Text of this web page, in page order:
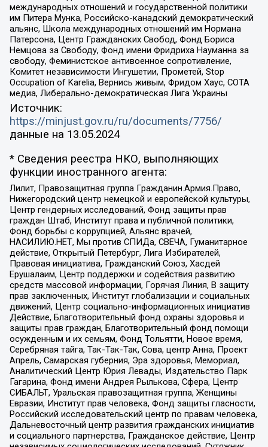
международных отношений и государственной политики
им Питера Мунка, Российско-канадский демократический
альянс, Школа международных отношений им Нормана
Патерсона, Центр Гражданских Свобод, Фонд Бориса
Немцова за Свободу, Фонд имени Фридриха Науманна за
свободу, Феминистское антивоенное сопротивление,
Комитет независимости Ингушетии, Прометей, Stop
Occupation of Karelia, Вернись живым, Фридом Хаус, СОТА
медиа, Либерально-демократическая Лига Украины
Источник:
https://minjust.gov.ru/ru/documents/7756/
данные на 13.05.2024
* Сведения реестра НКО, выполняющих
функции иностранного агента:
Лилит, Правозащитная группа Гражданин.Армия.Право,
Нижегородский центр немецкой и европейской культуры,
Центр гендерных исследований, Фонд защиты прав
граждан Штаб, Институт права и публичной политики,
Фонд борьбы с коррупцией, Альянс врачей,
НАСИЛИЮ.НЕТ, Мы против СПИДа, СВЕЧА, Гуманитарное
действие, Открытый Петербург, Лига Избирателей,
Правовая инициатива, Гражданский Союз, Хасдей
Ерушалаим, Центр поддержки и содействия развитию
средств массовой информации, Горячая Линия, В защиту
прав заключенных, Институт глобализации и социальных
движений, Центр социально-информационных инициатив
Действие, Благотворительный фонд охраны здоровья и
защиты прав граждан, Благотворительный фонд помощи
осужденным и их семьям, Фонд Тольятти, Новое время,
Серебряная тайга, Так-Так-Так, Сова, центр Анна, Проект
Апрель, Самарская губерния, Эра здоровья, Мемориал,
Аналитический Центр Юрия Левады, Издательство Парк
Гагарина, Фонд имени Андрея Рылькова, Сфера, Центр
СИБАЛЬТ, Уральская правозащитная группа, Женщины
Евразии, Институт прав человека, Фонд защиты гласности,
Российский исследовательский центр по правам человека,
Дальневосточный центр развития гражданских инициатив
и социального партнерства, Гражданское действие, Центр